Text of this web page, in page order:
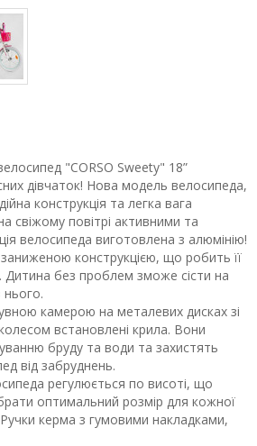
"CORSO Sweety" 18”
дівчаток! Нова модель велосипеда,
конструкція та легка вага
свіжому повітрі активними та
велосипеда виготовлена ​​з алюмінію!
конструкцією, що робить її
Дитина без проблем зможе сісти на
камерою на металевих дисках зі
встановлені крила. Вони
бруду та води та захистять
від забруднень.
регулюється по висоті, що
оптимальний розмір для кожної
керма з гумовими накладками,